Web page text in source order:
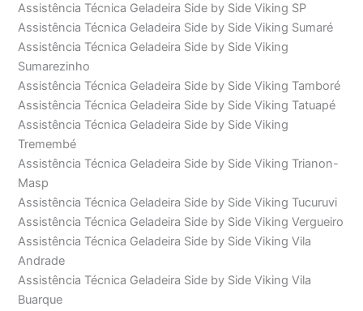
Assistência Técnica Geladeira Side by Side Viking SP
Assistência Técnica Geladeira Side by Side Viking Sumaré
Assistência Técnica Geladeira Side by Side Viking
Sumarezinho
Assistência Técnica Geladeira Side by Side Viking Tamboré
Assistência Técnica Geladeira Side by Side Viking Tatuapé
Assistência Técnica Geladeira Side by Side Viking
Tremembé
Assistência Técnica Geladeira Side by Side Viking Trianon-
Masp
Assistência Técnica Geladeira Side by Side Viking Tucuruvi
Assistência Técnica Geladeira Side by Side Viking Vergueiro
Assistência Técnica Geladeira Side by Side Viking Vila
Andrade
Assistência Técnica Geladeira Side by Side Viking Vila
Buarque